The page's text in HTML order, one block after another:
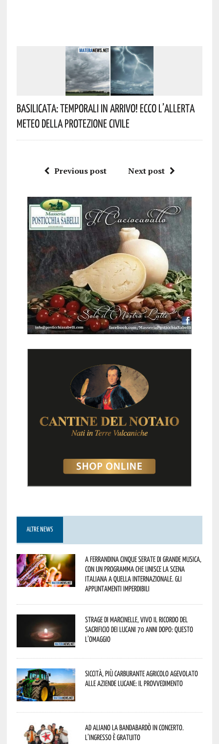
Basilicata: Temporali In Arrivo! Ecco L’allerta
Meteo Della Protezione Civile
Previous post Next post
ALTRE NEWS
A Ferrandina cinque serate di grande musica,
con un programma che unisce la scena
italiana a quella internazionale. Gli
appuntamenti imperdibili
Strage di Marcinelle, vivo il ricordo del
sacrificio dei lucani 70 anni dopo: questo
l’omaggio
Siccità, più carburante agricolo agevolato
alle aziende lucane: il provvedimento
Ad Aliano la Bandabardò in concerto.
L’ingresso è gratuito